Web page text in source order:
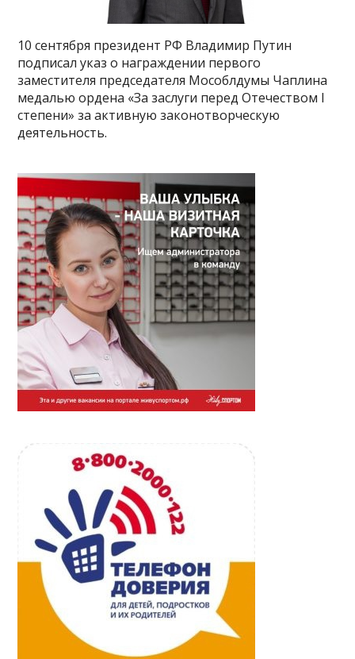
10 сентября президент РФ Владимир Путин
подписал указ о награждении первого
заместителя председателя Мособлдумы Чаплина
медалью ордена «За заслуги перед Отечеством I
степени» за активную законотворческую
деятельность.